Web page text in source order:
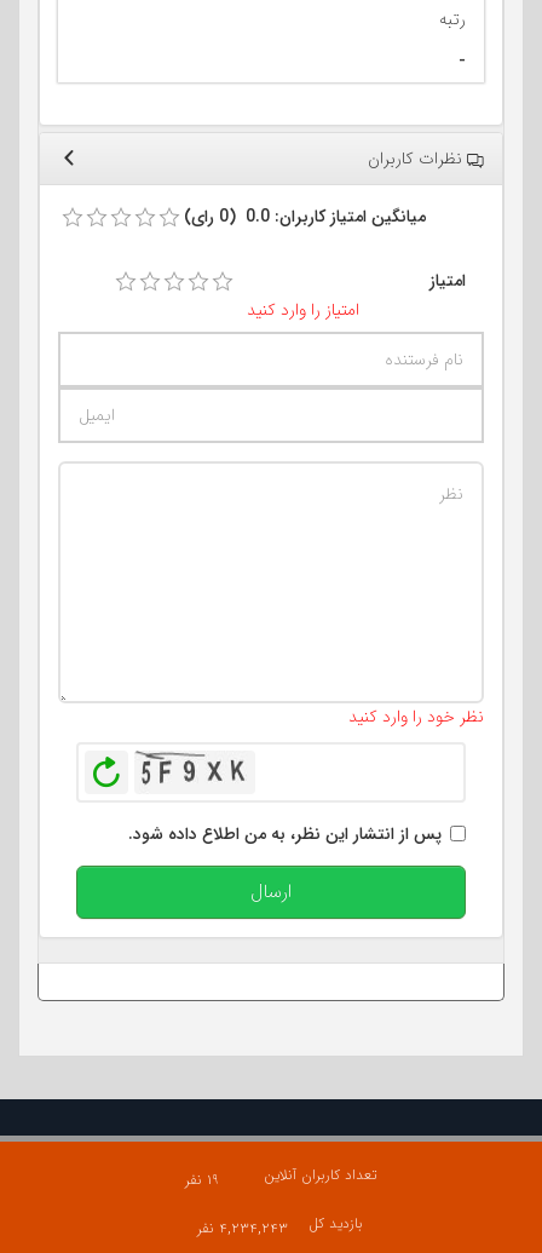
رتبه
-
نظرات کاربران
میانگین امتیاز کاربران: 0.0 (0 رای)
امتیاز
امتیاز را وارد کنید
نظر خود را وارد کنید
بازخوانی
پس از انتشار این نظر، به من اطلاع داده شود.
ارسال
تعداد کاربران آنلاین
۱۹ نفر
بازدید کل
۴,۲۳۴,۲۴۳ نفر